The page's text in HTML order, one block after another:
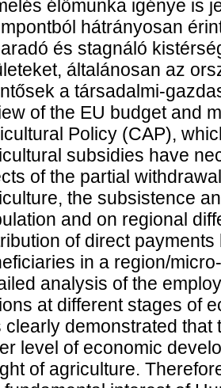
élőmunka igénye is
hátrányosan
és stagnáló
általánosan az
a társadalmi-
of the EU budget and
Policy (CAP),
subsidies have
of the partial
the subsistence
and on regional
of direct
in a region/
analysis of the
at different stages of
clearly demonstrated
level of economic
of agriculture.